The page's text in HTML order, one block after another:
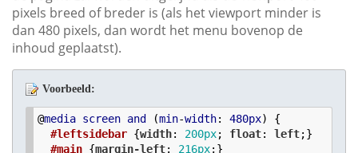
pixels breed of breder is (als het viewport minder is
dan 480 pixels, dan wordt het menu bovenop de
inhoud geplaatst).
Voorbeeld:
@media screen and (min-width: 480px) {
#leftsidebar {width: 200px; float: left;}
#main {margin-left: 216px;}